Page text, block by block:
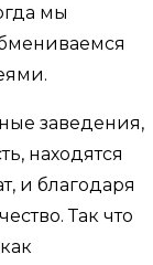
мы
заведения,
находятся
и благодаря
Так что